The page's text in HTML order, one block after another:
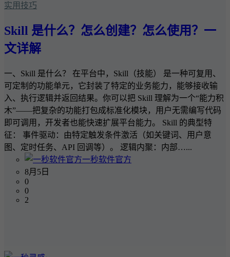
实用技巧
Skill 是什么？怎么创建？怎么使用？一
文详解
一、Skill 是什么？ 在平台中，Skill（技能） 是一种可复用、
可定制的功能单元，它封装了特定的业务能力，能够接收输
入、执行逻辑并返回结果。你可以把 Skill 理解为一个“能力积
木”——把复杂的功能打包成标准化模块，用户无需编写代码
即可调用，开发者也能快速扩展平台能力。 Skill 的典型特
征： 事件驱动：由特定触发条件激活（如关键词、用户意
图、定时任务、API 回调等）。 逻辑内聚：内部…...
一秒软件官方
8月5日
0
0
2